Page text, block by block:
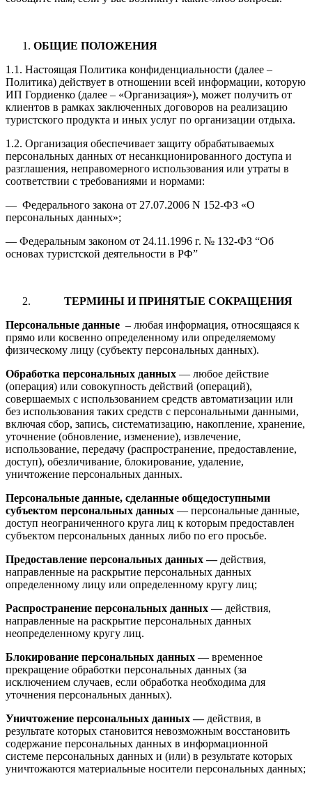
ОБЩИЕ ПОЛОЖЕНИЯ
1.1. Настоящая Политика конфиденциальности (далее –
Политика) действует в отношении всей информации, которую
ИП Гордиенко (далее – «Организация»), может получить от
клиентов в рамках заключенных договоров на реализацию
туристского продукта и иных услуг по организации отдыха.
1.2. Организация обеспечивает защиту обрабатываемых
персональных данных от несанкционированного доступа и
разглашения, неправомерного использования или утраты в
соответствии с требованиями и нормами:
— Федерального закона от 27.07.2006 N 152-ФЗ «О
персональных данных»;
— Федеральным законом от 24.11.1996 г. № 132-ФЗ “Об
основах туристской деятельности в РФ”
ТЕРМИНЫ И ПРИНЯТЫЕ СОКРАЩЕНИЯ
Персональные данные –любая информация, относящаяся к
прямо или косвенно определенному или определяемому
физическому лицу (субъекту персональных данных).
Обработка персональных данных — любое действие
(операция) или совокупность действий (операций),
совершаемых с использованием средств автоматизации или
без использования таких средств с персональными данными,
включая сбор, запись, систематизацию, накопление, хранение,
уточнение (обновление, изменение), извлечение,
использование, передачу (распространение, предоставление,
доступ), обезличивание, блокирование, удаление,
уничтожение персональных данных.
Персональные данные, сделанные общедоступными
субъектом персональных данных — персональные данные,
доступ неограниченного круга лиц к которым предоставлен
субъектом персональных данных либо по его просьбе.
Предоставление персональных данных — действия,
направленные на раскрытие персональных данных
определенному лицу или определенному кругу лиц;
Распространение персональных данных — действия,
направленные на раскрытие персональных данных
неопределенному кругу лиц.
Блокирование персональных данных — временное
прекращение обработки персональных данных (за
исключением случаев, если обработка необходима для
уточнения персональных данных).
Уничтожение персональных данных — действия, в
результате которых становится невозможным восстановить
содержание персональных данных в информационной
системе персональных данных и (или) в результате которых
уничтожаются материальные носители персональных данных;